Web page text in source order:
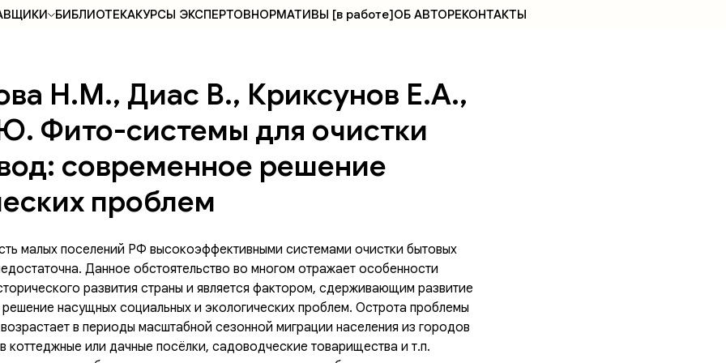
БИБЛИОТЕКАКУРСЫ ЭКСПЕРТОВНОРМАТИВЫ [в работе]ОБ АВТОРЕКОНТАКТЫ
Н.М., Диас В., Криксунов Е.А.,
Фито-системы для очистки
современное решение
проблем
малых поселений РФ высокоэффективными системами очистки бытовых
Данное обстоятельство во многом отражает особенности
развития страны и является фактором, сдерживающим развитие
насущных социальных и экологических проблем. Острота проблемы
в периоды масштабной сезонной миграции населения из городов
коттеджные или дачные посёлки, садоводческие товарищества и т.п.